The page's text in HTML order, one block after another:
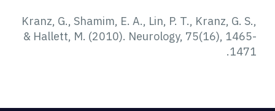
Kranz, G., Shamim, E. A., Lin, P. T., Kranz, G. S.,
& Hallett, M. (2010). Neurology, 75(16), 1465-
1471.